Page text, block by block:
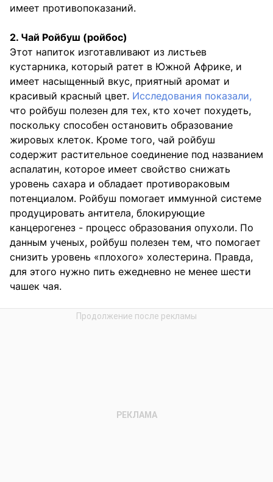
имеет противопоказаний.
2. Чай Ройбуш (ройбос)
Этот напиток изготавливают из листьев
кустарника, который ратет в Южной Африке, и
имеет насыщенный вкус, приятный аромат и
красивый красный цвет. Исследования показали,
что ройбуш полезен для тех, кто хочет похудеть,
поскольку способен остановить образование
жировых клеток. Кроме того, чай ройбуш
содержит растительное соединение под названием
аспалатин, которое имеет свойство снижать
уровень сахара и обладает противораковым
потенциалом. Ройбуш помогает иммунной системе
продуцировать антитела, блокирующие
канцерогенез - процесс образования опухоли. По
данным ученых, ройбуш полезен тем, что помогает
снизить уровень «плохого» холестерина. Правда,
для этого нужно пить ежедневно не менее шести
чашек чая.